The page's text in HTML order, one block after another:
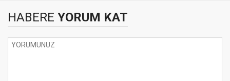
HABERE YORUM KAT